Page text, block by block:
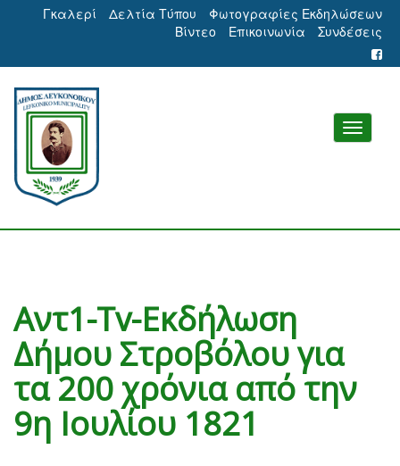
Γκαλερί Δελτία Τύπου
Φωτογραφίες Εκδηλώσεων
Βίντεο
Επικοινωνία Συνδέσεις
Αντ1-Tv-Εκδήλωση
Δήμου Στροβόλου για
τα 200 χρόνια από την
9η Ιουλίου 1821